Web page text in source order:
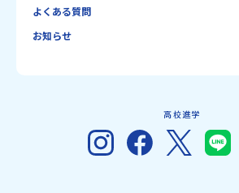
よくある質問
お知らせ
高校進学